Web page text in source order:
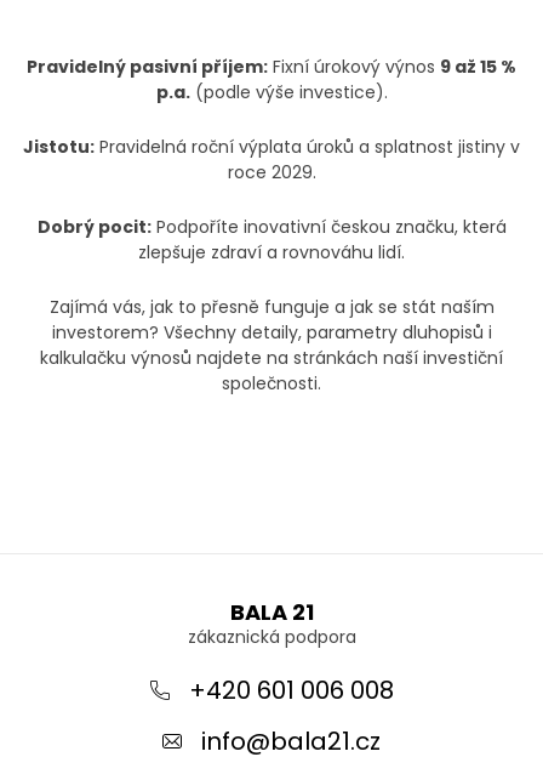
Pravidelný pasivní příjem: Fixní úrokový výnos 9 až 15 %
p.a.(podle výše investice).
Jistotu: Pravidelná roční výplata úroků a splatnost jistiny v
roce 2029.
Dobrý pocit:Podpoříte inovativní českou značku, která
zlepšuje zdraví a rovnováhu lidí.
Zajímá vás, jak to přesně funguje a jak se stát naším
investorem? Všechny detaily, parametry dluhopisů i
kalkulačku výnosů najdete na stránkách naší investiční
společnosti.
BALA 21
+420 601 006 008
info@bala21.cz